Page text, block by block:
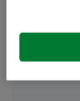
bruin
inhoud en